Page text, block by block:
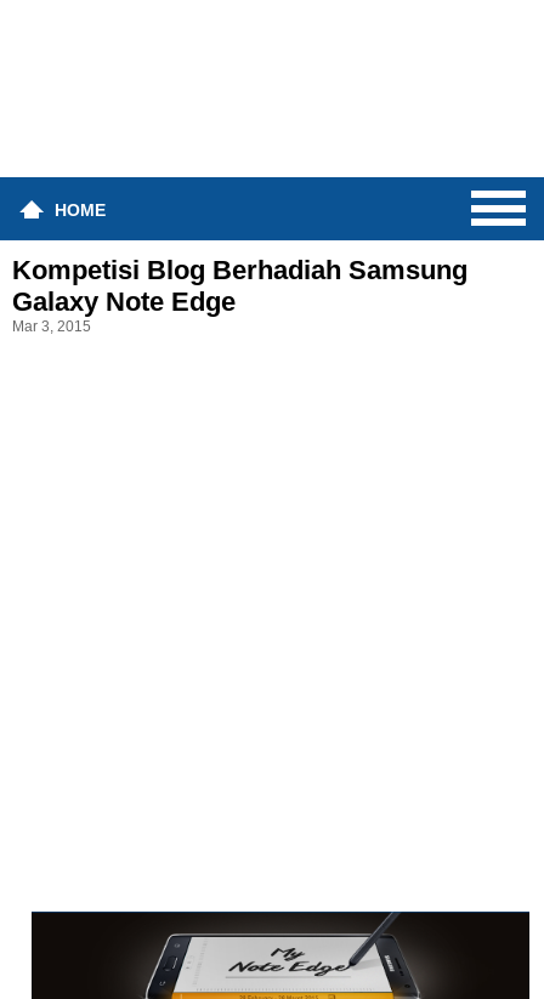
HOME
Kompetisi Blog Berhadiah Samsung
Galaxy Note Edge
Mar 3, 2015